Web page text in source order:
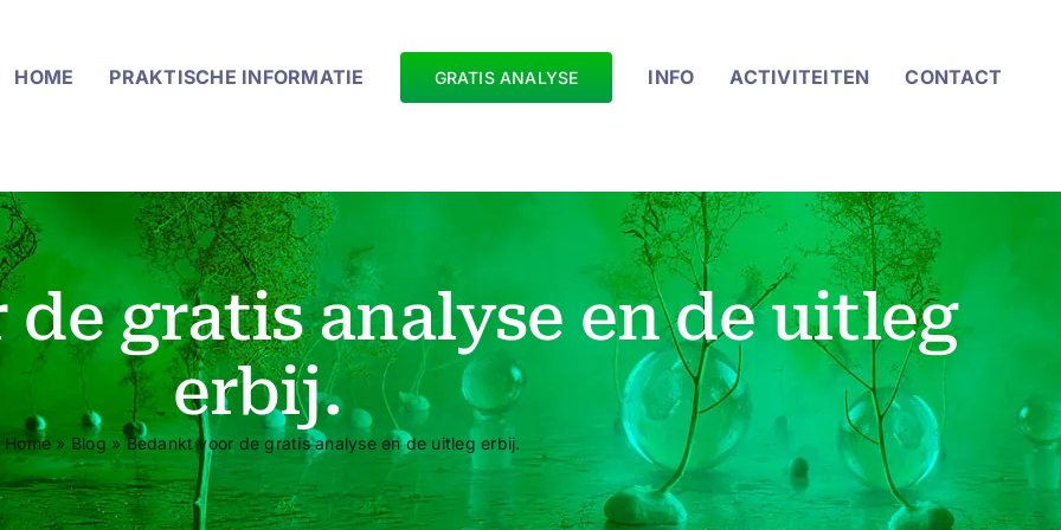
HOME PRAKTISCHE INFORMATIE GRATIS ANALYSE INFO ACTIVITEITEN CONTACT
gratis analyse en de uitleg
erbij.
Home » Blog »Bedankt voor de gratis analyse en de uitleg erbij.